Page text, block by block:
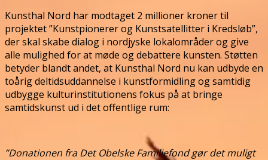
Kunsthal Nord har modtaget 2 millioner kroner til
projektet ”Kunstpionerer og Kunstsatellitter i Kredsløb”,
der skal skabe dialog i nordjyske lokalområder og give
alle mulighed for at møde og debattere kunsten. Støtten
betyder blandt andet, at Kunsthal Nord nu kan udbyde en
toårig deltidsuddannelse i kunstformidling og samtidig
udbygge kulturinstitutionens fokus på at bringe
samtidskunst ud i det offentlige rum:
”Donationen fra Det Obelske Familiefond gør det muligt